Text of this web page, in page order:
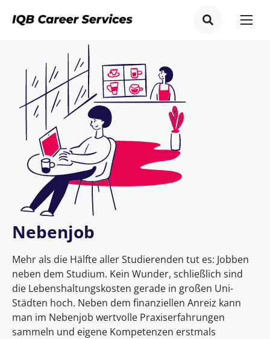
Nebenjob
Mehr als die Hälfte aller Studierenden tut es: Jobben
neben dem Studium. Kein Wunder, schließlich sind
die Lebenshaltungskosten gerade in großen Uni-
Städten hoch. Neben dem finanziellen Anreiz kann
man im Nebenjob wertvolle Praxiserfahrungen
sammeln und eigene Kompetenzen erstmals